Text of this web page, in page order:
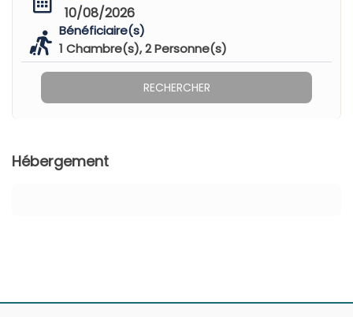
10/08/2026
Bénéficiaire(s)
1 Chambre(s),2Personne(s)
RECHERCHER
Hébergement